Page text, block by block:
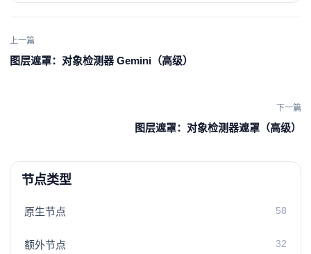
上一篇
图层遮罩：对象检测器 Gemini（高级）
下一篇
图层遮罩：对象检测器遮罩（高级）
节点类型
原生节点 58
额外节点 32